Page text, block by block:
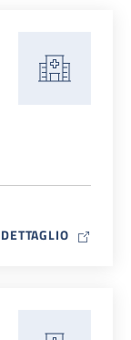
MAP ICON